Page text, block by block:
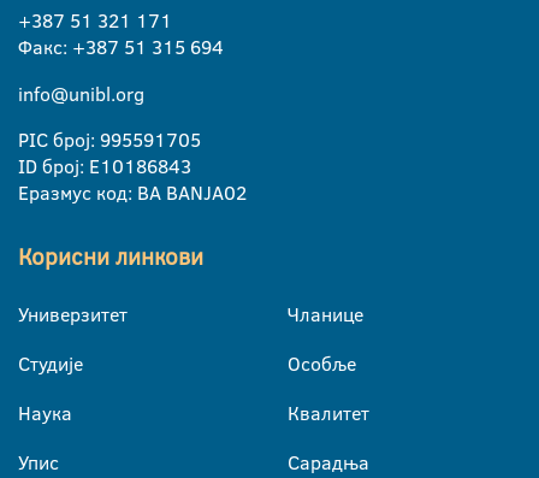
+387 51 321 171
Факс: +387 51 315 694
info@unibl.org
PIC број: 995591705
ID број: E10186843
Еразмус код: BA BANJA02
Корисни линкови
Универзитет
Студије
Наука
Упис
Чланице
Особље
Квалитет
Сарадња